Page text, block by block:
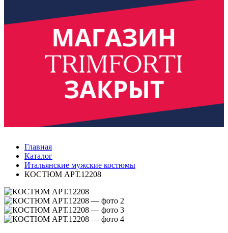
Главная
Каталог
Итальянские мужские костюмы
КОСТЮМ АРТ.12208